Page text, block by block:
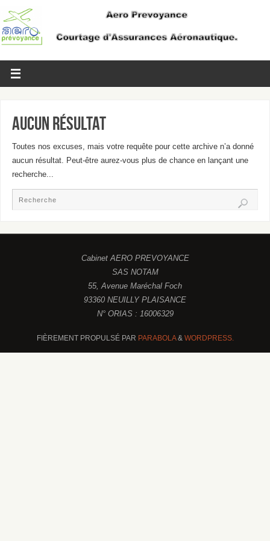
Aucun Résultat
Toutes nos excuses, mais votre requête pour cette archive n’a donné
aucun résultat. Peut-être aurez-vous plus de chance en lançant une
recherche...
Cabinet AERO PREVOYANCE
SAS NOTAM
55, Avenue Maréchal Foch
93360 NEUILLY PLAISANCE
N° ORIAS : 16006329
FIÈREMENT PROPULSÉ PAR PARABOLA& WORDPRESS.